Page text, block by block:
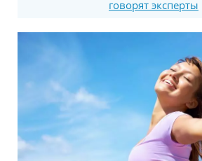
говорят эксперты